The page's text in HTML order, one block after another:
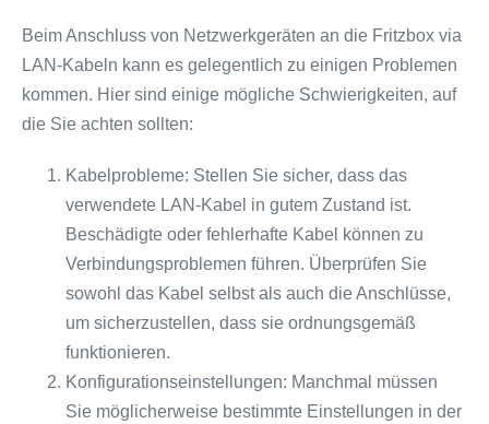
Beim Anschluss von Netzwerkgeräten an die Fritzbox via
LAN-Kabeln kann es gelegentlich zu einigen Problemen
kommen. Hier sind einige mögliche Schwierigkeiten, auf
die Sie achten sollten:
Kabelprobleme: Stellen Sie sicher, dass das
verwendete LAN-Kabel in gutem Zustand ist.
Beschädigte oder fehlerhafte Kabel können zu
Verbindungsproblemen führen. Überprüfen Sie
sowohl das Kabel selbst als auch die Anschlüsse,
um sicherzustellen, dass sie ordnungsgemäß
funktionieren.
Konfigurationseinstellungen: Manchmal müssen
Sie möglicherweise bestimmte Einstellungen in der